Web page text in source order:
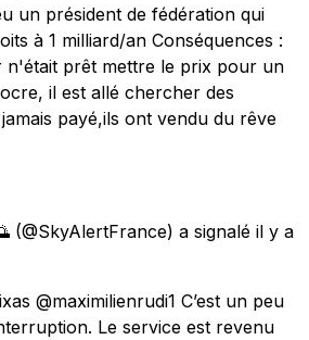
un président de fédération qui
à 1 milliard/an Conséquences :
n'était prêt mettre le prix pour un
il est allé chercher des
payé,ils ont vendu du rêve
(@SkyAlertFrance) a signalé il y a
@maximilienrudi1 C’est un peu
Le service est revenu